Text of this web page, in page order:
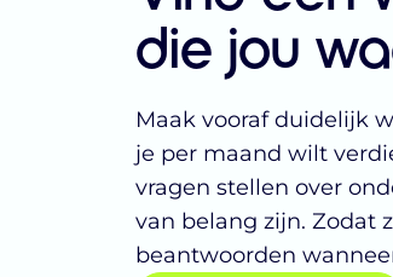
die jou
Maak vooraf duidelijk
je per maand wilt
vragen stellen over
van belang zijn. Zodat
beantwoorden